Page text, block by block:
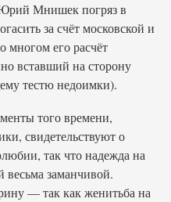
Мнишек погряз в
за счёт московской и
многом его расчёт
вставший на сторону
тестю недоимки).
того времени,
свидетельствуют о
так что надежда на
весьма заманчивой.
— так как женитьба на